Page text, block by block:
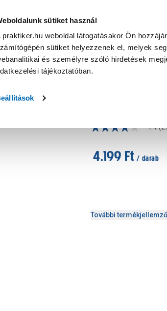
sütiket használ
praktiker.hu weboldal látogatásakor Ön
sütiket helyezzenek el, melyek
és személyre szóló hirdetések
tájékoztatóban.
KATEGÓRIÁK
Nyereményjáték Praktiker Professional
4.4
4.199 Ft / darab
További